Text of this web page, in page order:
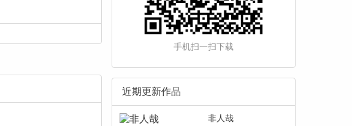
手机扫一扫下载
近期更新作品
非人哉